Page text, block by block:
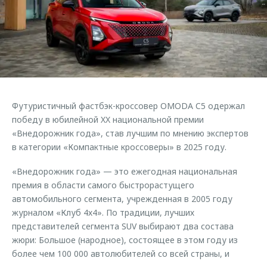
Страхование
Кредитный калькулятор
Аксессуары
Одежда и сувениры
Запчасти
Трейд-ин
Калькулятор трейд-ин
Клиентская поддержка
O&J Автоклуб
Клуб владельцев OMODA
Приложение O&J
Одежда и сувениры
Оригинальные аксессуары
Запчасти
Обратная связь
Футуристичный фастбэк-кроссовер OMODA C5 одержал
победу в юбилейной XX национальной премии
«Внедорожник года», став лучшим по мнению экспертов
в категории «Компактные кроссоверы» в 2025 году.
«Внедорожник года» — это ежегодная национальная
премия в области самого быстрорастущего
автомобильного сегмента, учрежденная в 2005 году
журналом «Клуб 4х4». По традиции, лучших
представителей сегмента SUV выбирают два состава
жюри: Большое (народное), состоящее в этом году из
более чем 100 000 автолюбителей со всей страны, и